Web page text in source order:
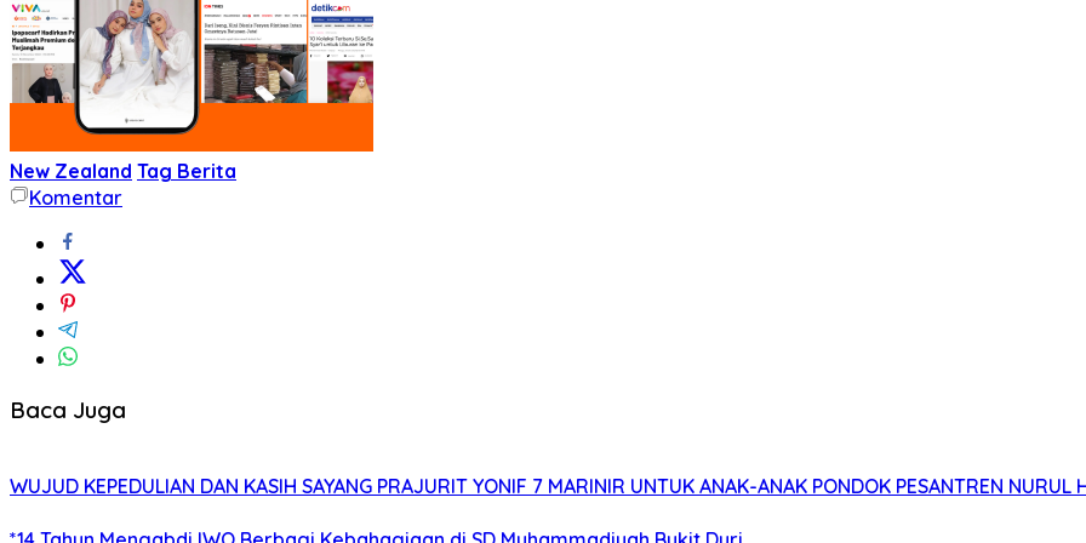
New Zealand Tag Berita
Komentar
Baca Juga
WUJUD KEPEDULIAN DAN KASIH SAYANG PRAJURIT YONIF 7 MARINIR UNTUK ANAK-ANAK PONDOK PESANTREN NURUL